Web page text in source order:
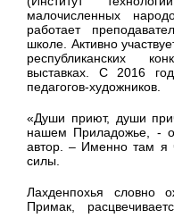
малочисленных
работает
школе. Активно
республиканских
выставках. С 2016
педагогов-художников.
«Души приют, души
нашем Приладожье, -
автор. – Именно там я
силы.
Лахденпохья словно
Примак,